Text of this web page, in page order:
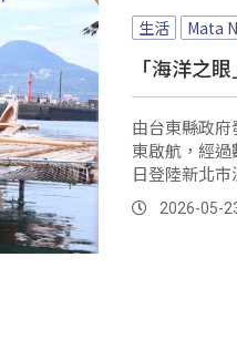
生活 Mata
「海洋之
由台東縣政
東啟航，經
日登陸新北
2026-05-